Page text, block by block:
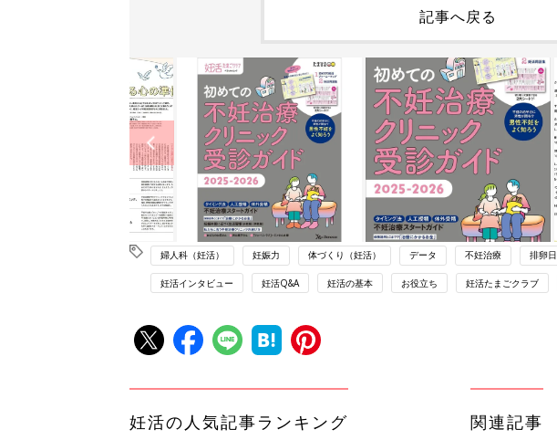
記事へ戻る
婦人科（妊活） 妊娠力 体づくり（妊活） データ 不妊治療 排卵日
妊活インタビュー 妊活Q&A 妊活の基本 お役立ち 妊活たまごクラブ
妊活の人気記事ランキング 関連記事